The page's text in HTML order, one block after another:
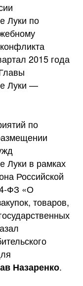
Луки по
2015 года
Луки —
по
Луки в рамках
Российской
ФЗ «О
товаров,
Назаренко.